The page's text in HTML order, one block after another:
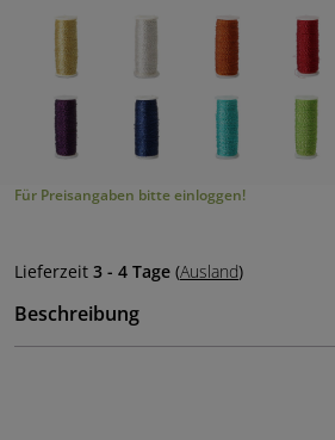
Für Preisangaben bitte einloggen!
Lieferzeit 3 - 4 Tage (Ausland)
Beschreibung